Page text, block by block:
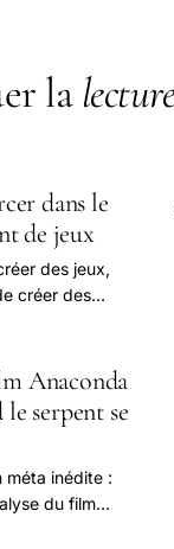
la lecture
dans le
de jeux
des jeux,
créer des
Anaconda
le serpent se
méta inédite :
du film